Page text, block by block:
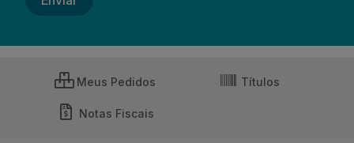
Meus Pedidos Títulos
Notas Fiscais